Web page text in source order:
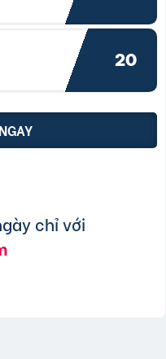
20
chỉ với